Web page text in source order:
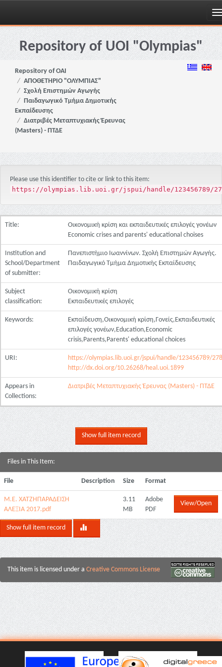
Skip
navigationRepository of UOI "Olympias"
Repository of OAI
ΑΠΟΘΕΤΗΡΙΟ "ΟΛΥΜΠΙΑΣ"
Σχολή Επιστημών Αγωγής
Παιδαγωγικό Τμήμα Δημοτικής
Εκπαίδευσης
Διατριβές Μεταπτυχιακής Έρευνας
(Masters) - ΠΤΔΕ
Please use this identifier to cite or link to this item:
https://olympias.lib.uoi.gr/jspui/handle/123456789/
Title:
Οικονομική κρίση και εκπαιδευτικές επιλογές γονέων
Economic crises and parents' educational choises
Institution and
School/Department
of submitter:
Πανεπιστήμιο Ιωαννίνων. Σχολή Επιστημών Αγωγής.
Παιδαγωγικό Τμήμα Δημοτικής Εκπαίδευσης
Subject
classification:
Οικονομική κρίση
Εκπαιδευτικές επιλογές
Keywords:
Εκπαίδευση,Οικονομική κρίση,Γονείς,Εκπαιδευτικές
επιλογές γονέων,Education,Economic
crisis,Parents,Parents' educational choices
URI:
https://olympias.lib.uoi.gr/jspui/handle/123456789/
http://dx.doi.org/10.26268/heal.uoi.1899
Appears in
Collections:
Διατριβές Μεταπτυχιακής Έρευνας (Masters) - ΠΤΔΕ
Show full item record
Files in This Item:
File Description Size Format
Μ.Ε. ΧΑΤΖΗΠΑΡΑΔΕΙΣΗ
ΑΛΕΞΙΑ 2017.pdf
3.11
MB
Adobe
PDF
View/Open
Show full item record
This item is licensed under a Creative Commons License